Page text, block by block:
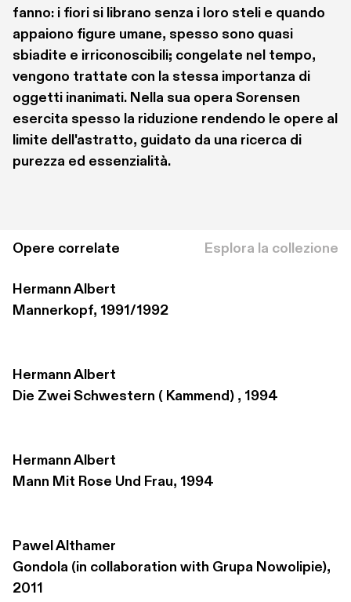
fanno: i fiori si librano senza i loro steli e quando
appaiono figure umane, spesso sono quasi
sbiadite e irriconoscibili; congelate nel tempo,
vengono trattate con la stessa importanza di
oggetti inanimati. Nella sua opera Sorensen
esercita spesso la riduzione rendendo le opere al
limite dell'astratto, guidato da una ricerca di
purezza ed essenzialità.
Opere correlate Esplora la collezione
Hermann Albert
Mannerkopf, 1991/1992
Hermann Albert
Die Zwei Schwestern ( Kammend) , 1994
Hermann Albert
Mann Mit Rose Und Frau, 1994
Pawel Althamer
Gondola (in collaboration with Grupa Nowolipie),
2011